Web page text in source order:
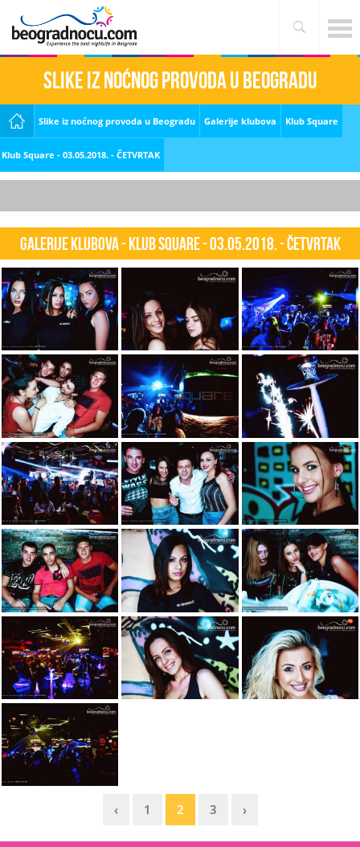
Slike iz noćnog provoda u Beogradu
Slike iz noćnog provoda u Beogradu Galerije klubova Klub Square
Klub Square - 03.05.2018. - ČETVRTAK
Galerije klubova - Klub Square - 03.05.2018. - ČETVRTAK
‹ 1 2 3 ›